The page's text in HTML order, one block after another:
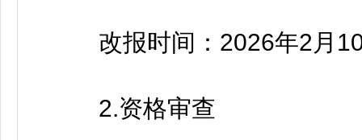
改报时间：2026年2月10
2.资格审查